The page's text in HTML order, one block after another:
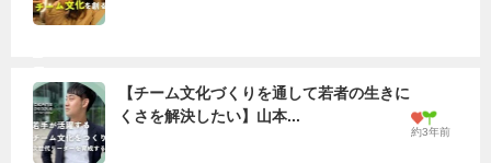
【チーム文化づくりを通して若者の生きに
くさを解決したい】山本...
約3年前